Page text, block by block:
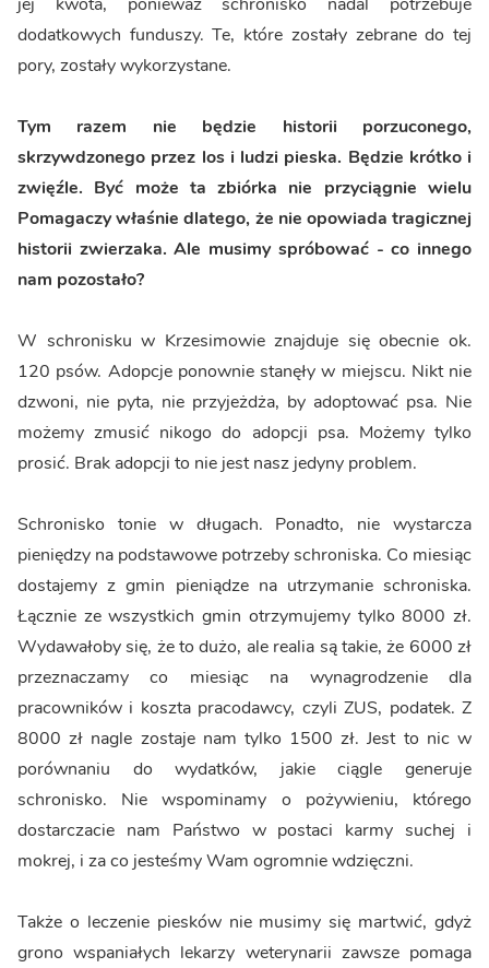
dodatkowych funduszy. Te, które zostały zebrane do tej
pory, zostały wykorzystane.
Tym razem nie będzie historii porzuconego,
skrzywdzonego przez los i ludzi pieska. Będzie krótko i
zwięźle. Być może ta zbiórka nie przyciągnie wielu
Pomagaczy właśnie dlatego, że nie opowiada tragicznej
historii zwierzaka. Ale musimy spróbować - co innego
nam pozostało?
W schronisku w Krzesimowie znajduje się obecnie ok.
120 psów. Adopcje ponownie stanęły w miejscu. Nikt nie
dzwoni, nie pyta, nie przyjeżdża, by adoptować psa. Nie
możemy zmusić nikogo do adopcji psa. Możemy tylko
prosić. Brak adopcji to nie jest nasz jedyny problem.
Schronisko tonie w długach. Ponadto, nie wystarcza
pieniędzy na podstawowe potrzeby schroniska. Co miesiąc
dostajemy z gmin pieniądze na utrzymanie schroniska.
Łącznie ze wszystkich gmin otrzymujemy tylko 8000 zł.
Wydawałoby się, że to dużo, ale realia są takie, że 6000 zł
przeznaczamy co miesiąc na wynagrodzenie dla
pracowników i koszta pracodawcy, czyli ZUS, podatek. Z
8000 zł nagle zostaje nam tylko 1500 zł. Jest to nic w
porównaniu do wydatków, jakie ciągle generuje
schronisko. Nie wspominamy o pożywieniu, którego
dostarczacie nam Państwo w postaci karmy suchej i
mokrej, i za co jesteśmy Wam ogromnie wdzięczni.
Także o leczenie piesków nie musimy się martwić, gdyż
grono wspaniałych lekarzy weterynarii zawsze pomaga